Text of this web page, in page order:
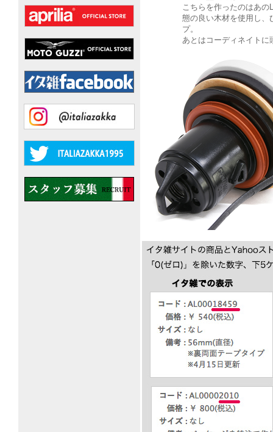
こちらを作ったのはあ
態の良い木材を使用し
プ。
あとはコーディネイト